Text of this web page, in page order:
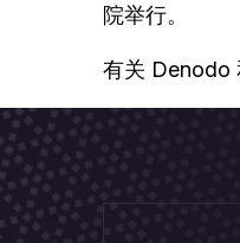
院举行。
有关 Denodo